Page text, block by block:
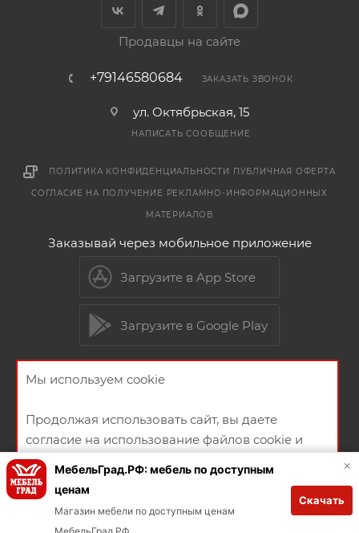
Продавцы на сайте
+79146580684 ЗАКАЗАТЬ ЗВОНОК
ул. Октябрьская, 15
НАПИСАТЬ СООБЩЕНИЕ
ПОЛИТИКА КОНФИДЕНЦИАЛЬНОСТИ ПУБЛИЧНАЯ ОФЕРТА
СОГЛАСИЕ НА ПОЛУЧЕНИЕ РЕКЛАМНО-ИНФОРМАЦИОННЫХ
МАТЕРИАЛОВ
Заказывай через мобильное приложение
Загрузите в App Store
Загрузите в Google Play
Мы используем cookie
Продолжая использовать сайт, вы даете
согласие на использование файлов cookie и
политикой конфиденциальности
ХОРОШО
×
МебельГрад.РФ: мебель по доступным
ценам
Магазин мебели по доступным ценам
Скачать